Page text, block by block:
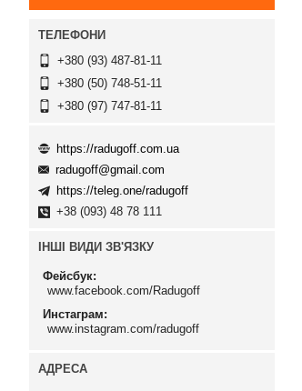
+380 (93) 487-81-11
+380 (50) 748-51-11
+380 (97) 747-81-11
https://radugoff.com.ua
radugoff@gmail.com
https://teleg.one/radugoff
+38 (093) 48 78 111
ІНШІ ВИДИ ЗВ'ЯЗКУ
Фейсбук
www.facebook.com/Radugoff
Инстаграм
www.instagram.com/radugoff